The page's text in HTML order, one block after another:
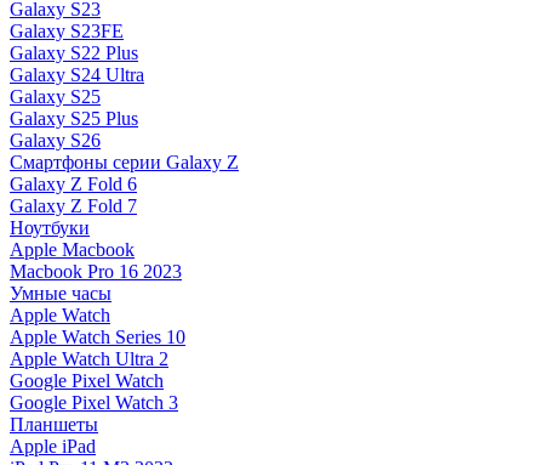
Galaxy S23
Galaxy S23FE
Galaxy S22 Plus
Galaxy S24 Ultra
Galaxy S25
Galaxy S25 Plus
Galaxy S26
Смартфоны серии Galaxy Z
Galaxy Z Fold 6
Galaxy Z Fold 7
Ноутбуки
Apple Macbook
Macbook Pro 16 2023
Умные часы
Apple Watch
Apple Watch Series 10
Apple Watch Ultra 2
Google Pixel Watch
Google Pixel Watch 3
Планшеты
Apple iPad